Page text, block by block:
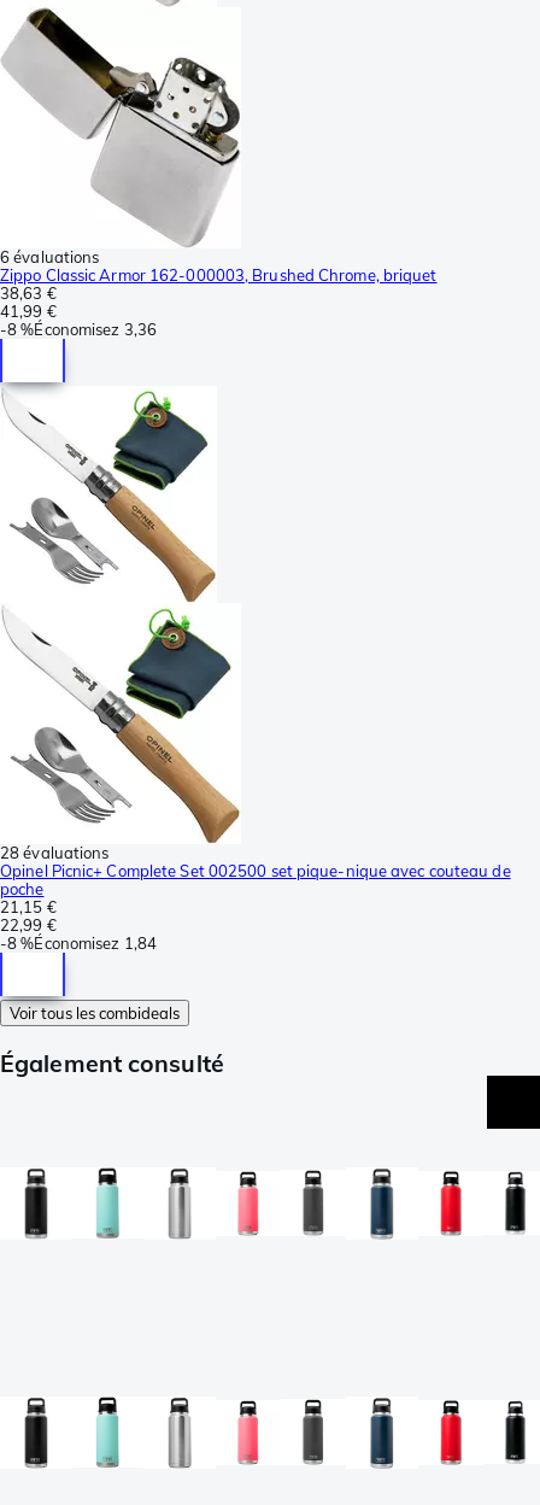
6 évaluations
Zippo Classic Armor 162-000003, Brushed Chrome, briquet
38,63 €
41,99 €
-8 %Économisez 3,36
28 évaluations
Opinel Picnic+ Complete Set 002500 set pique-nique avec couteau de
poche
21,15 €
22,99 €
-8 %Économisez 1,84
Voir tous les combideals
Également consulté